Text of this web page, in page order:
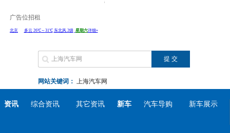
广告位招租
网站关键词： 上海汽车网
资讯 综合资讯 其它资讯 新车 汽车导购 新车展示